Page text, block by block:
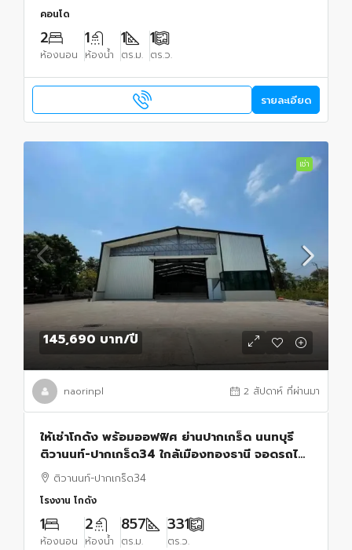
คอนโด
2
ห้องนอน
1
ห้องน้ำ
1
ตร.ม.
1
ตร.ว.
รายละเอียด
เช่า
145,690 บาท/ปี
naorinpl 2 สัปดาห์ ที่ผ่านมา
ให้เช่าโกดัง พร้อมออฟฟิศ ย่านปากเกร็ด นนทบุรี
ติวานนท์-ปากเกร็ด34 ใกล้เมืองทองธานี จอดรถได้
16 คันติวานนท์-ปากเกร็ด34
โรงงาน โกดัง
1
ห้องนอน
2
ห้องน้ำ
857
ตร.ม.
331
ตร.ว.